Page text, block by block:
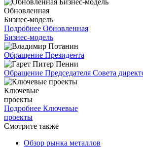
Обновленная
Бизнес-модель
Подробнее Обновленная
Бизнес-модель
Обращение Президента
Обращение Председателя Совета
Ключевые
проекты
Подробнее Ключевые
проекты
Смотрите также
Обзор рынка металлов